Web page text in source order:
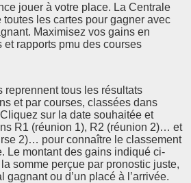
jouer à votre place. La Centrale
les cartes pour gagner avec
Maximisez vos gains en
rapports pmu des courses
reprennent tous les résultats
et par courses, classées dans
sur la date souhaitée et
R1 (réunion 1), R2 (réunion 2)… et
2)… pour connaître le classement
Le montant des gains indiqué ci-
somme perçue par pronostic juste,
gagnant ou d’un placé à l’arrivée.